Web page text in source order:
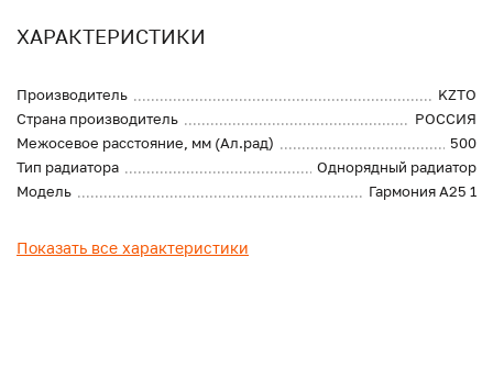
ХАРАКТЕРИСТИКИ
Производитель
KZTO
Страна производитель
РОССИЯ
Межосевое расстояние, мм (Ал.рад)
500
Тип радиатора
Однорядный радиатор
Модель
Гармония А25 1
Показать все характеристики